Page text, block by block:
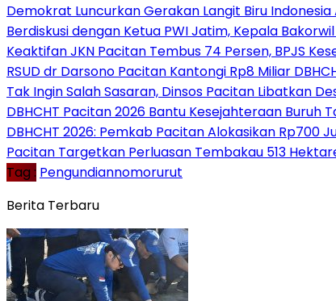
Demokrat Luncurkan Gerakan Langit Biru
Berdiskusi dengan Ketua PWI Jatim, Kepala
Keaktifan JKN Pacitan Tembus 74 Persen, BPJS
RSUD dr Darsono Pacitan Kantongi Rp8 Miliar
Tak Ingin Salah Sasaran, Dinsos Pacitan Libatkan
DBHCHT Pacitan 2026 Bantu Kesejahteraan Buruh
DBHCHT 2026: Pemkab Pacitan Alokasikan Rp700
Pacitan Targetkan Perluasan Tembakau 513
Tag : Pengundiannomorurut
Berita Terbaru